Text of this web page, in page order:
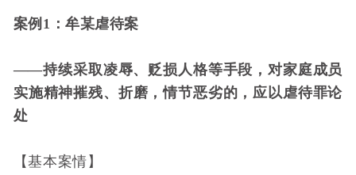
案例1：牟某虐待案
——持续采取凌辱、贬损人格等手段，对家庭成员
实施精神摧残、折磨，情节恶劣的，应以虐待罪论
处
【基本案情】